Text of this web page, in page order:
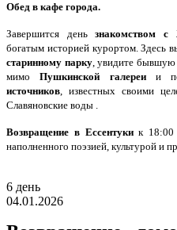
Обед в кафе города.
Завершится деньзнакомством с
богатым историей курортом. Здесь
старинному парку, увидите
мимоПушкинской галереии
источников, известных своими
Славяновские воды .
Возвращение в Ессентукик 18:00
наполненного поэзией, культурой и
6 день
04.01.2026